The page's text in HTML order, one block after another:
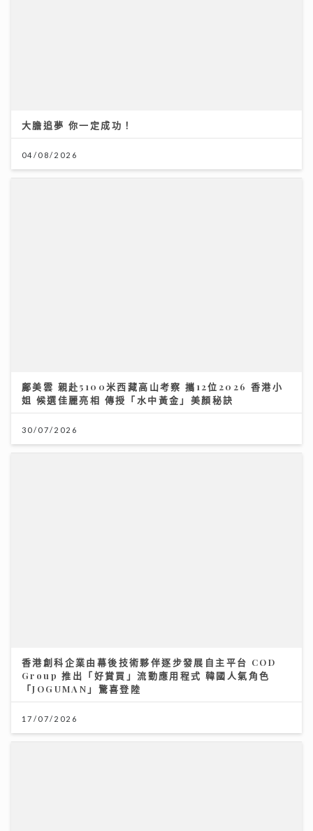
大膽追夢 你一定成功！
04/08/2026
鄺美雲 親赴5100米西藏高山考察 攜12位2026 香港小
姐 候選佳麗亮相 傳授「水中黃金」美顏秘訣
30/07/2026
香港創科企業由幕後技術夥伴逐步發展自主平台 COD
Group 推出「好賞買」流動應用程式 韓國人氣角色
「JOGUMAN」驚喜登陸
17/07/2026